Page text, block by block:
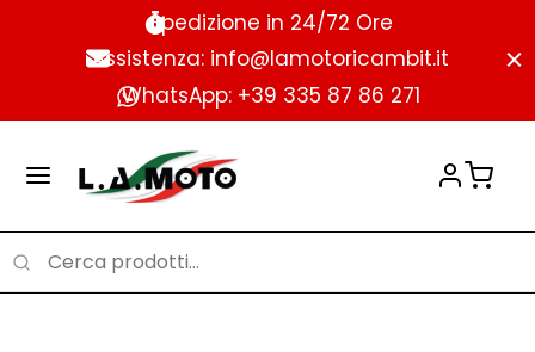
Spedizione in 24/72 Ore
Assistenza: info@lamotoricambit.it
WhatsApp: +39 335 87 86 271